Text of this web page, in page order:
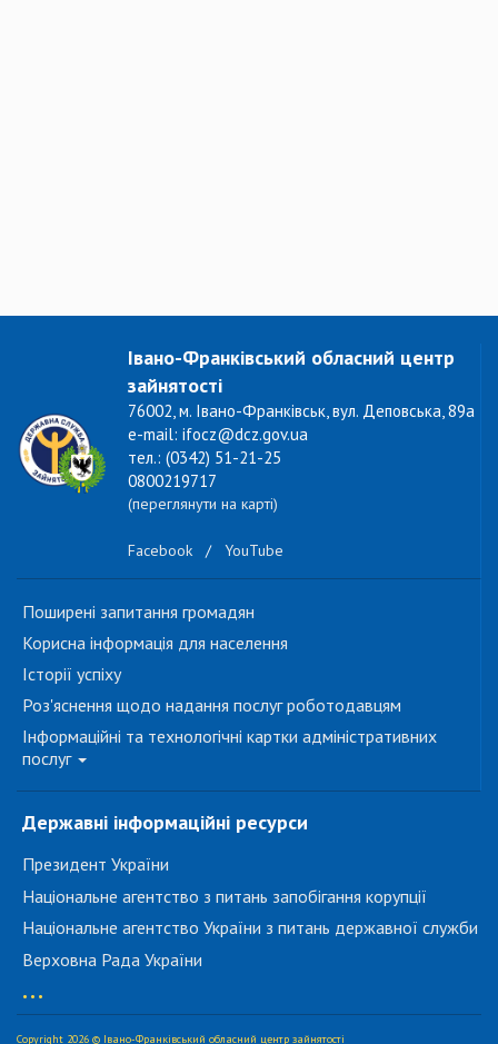
Івано-Франківський обласний центр
зайнятості
76002, м. Івано-Франківськ, вул. Деповська, 89а
e-mail: ifocz@dcz.gov.ua
тел.: (0342) 51-21-25
0800219717
(переглянути на карті)
Facebook / YouTube
Поширені запитання громадян
Корисна інформація для населення
Історії успіху
Роз'яснення щодо надання послуг роботодавцям
Інформаційні та технологічні картки адміністративних
послуг
Державні інформаційні ресурси
Президент України
Національне агентство з питань запобігання корупції
Національне агентство України з питань державної служби
Верховна Рада України
...
Copyright 2026 © Івано-Франківський обласний центр зайнятості